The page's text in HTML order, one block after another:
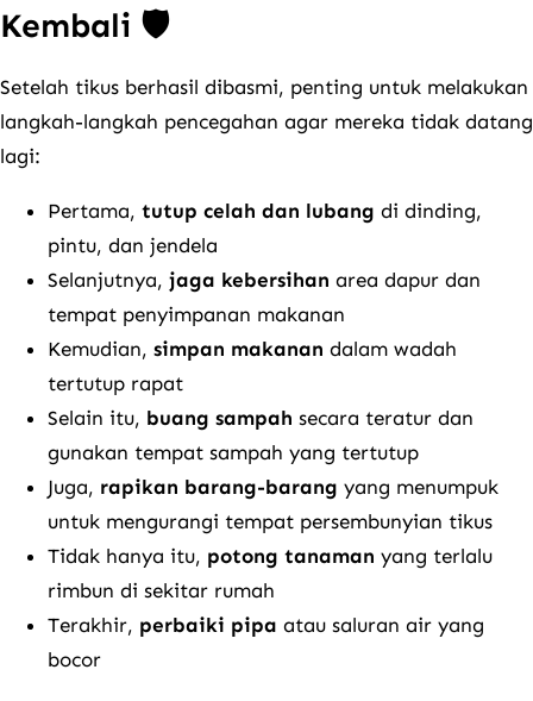
Kembali 🛡️
Setelah tikus berhasil dibasmi, penting untuk melakukan
langkah-langkah pencegahan agar mereka tidak datang
lagi:
Pertama, tutup celah dan lubang di dinding,
pintu, dan jendela
Selanjutnya, jaga kebersihan area dapur dan
tempat penyimpanan makanan
Kemudian, simpan makanan dalam wadah
tertutup rapat
Selain itu, buang sampah secara teratur dan
gunakan tempat sampah yang tertutup
Juga, rapikan barang-barang yang menumpuk
untuk mengurangi tempat persembunyian tikus
Tidak hanya itu, potong tanaman yang terlalu
rimbun di sekitar rumah
Terakhir, perbaiki pipa atau saluran air yang
bocor